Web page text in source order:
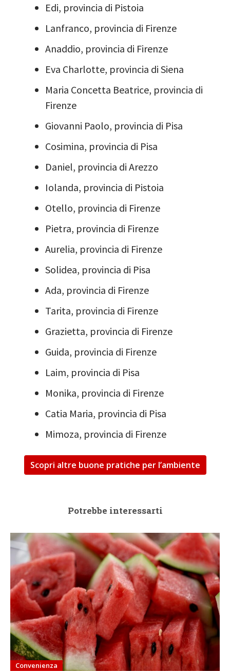
Edi, provincia di Pistoia
Lanfranco, provincia di Firenze
Anaddio, provincia di Firenze
Eva Charlotte, provincia di Siena
Maria Concetta Beatrice, provincia di
Firenze
Giovanni Paolo, provincia di Pisa
Cosimina, provincia di Pisa
Daniel, provincia di Arezzo
Iolanda, provincia di Pistoia
Otello, provincia di Firenze
Pietra, provincia di Firenze
Aurelia, provincia di Firenze
Solidea, provincia di Pisa
Ada, provincia di Firenze
Tarita, provincia di Firenze
Grazietta, provincia di Firenze
Guida, provincia di Firenze
Laim, provincia di Pisa
Monika, provincia di Firenze
Catia Maria, provincia di Pisa
Mimoza, provincia di Firenze
Scopri altre buone pratiche per l’ambiente
Potrebbe interessarti
Convenienza